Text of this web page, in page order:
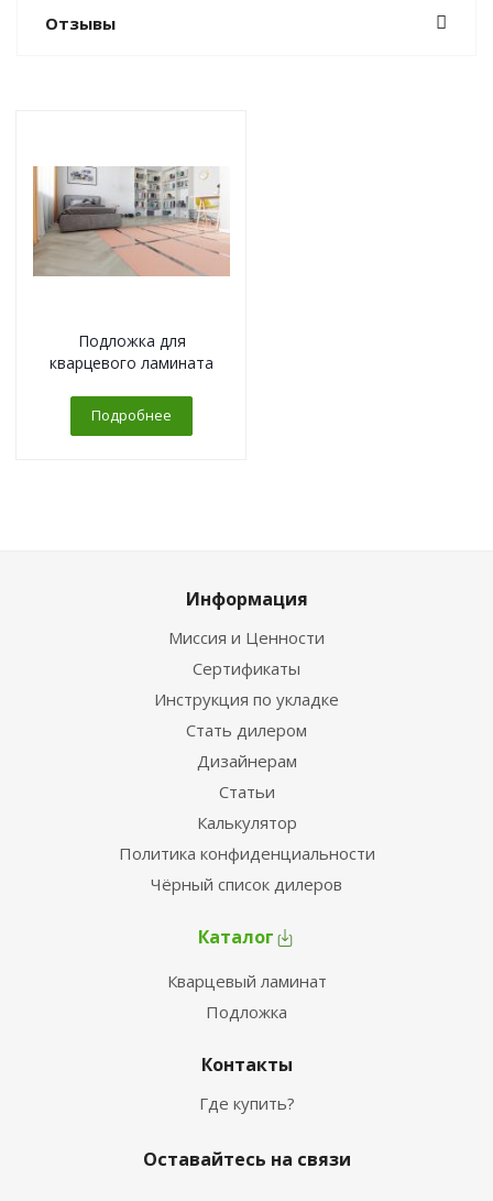
Отзывы
Подложка для
кварцевого ламината
Подробнее
Информация
Миссия и Ценности
Сертификаты
Инструкция по укладке
Стать дилером
Дизайнерам
Статьи
Калькулятор
Политика конфиденциальности
Чёрный список дилеров
Каталог
Кварцевый ламинат
Подложка
Контакты
Где купить?
Оставайтесь на связи